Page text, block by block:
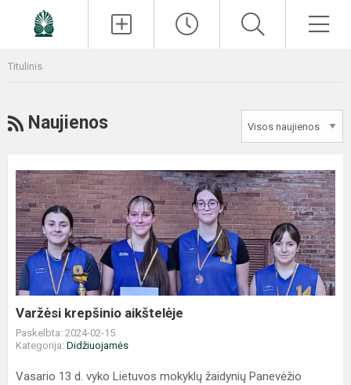
Titulinis
RSS
Naujienos
Varžėsi
krepšinio
aikštelėje
Varžėsi krepšinio aikštelėje
Paskelbta: 2024-02-15
Kategorija: Didžiuojamės
Vasario 13 d. vyko Lietuvos mokyklų žaidynių Panevėžio